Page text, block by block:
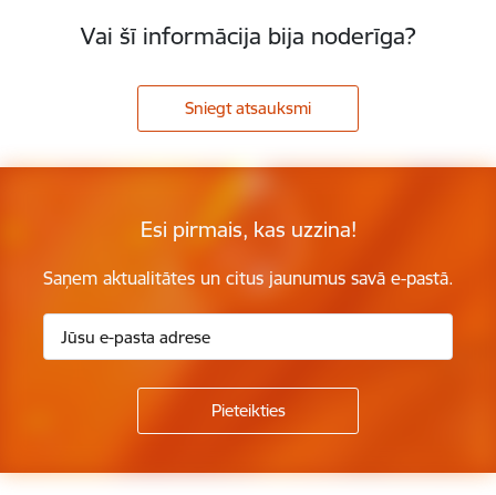
Vai šī informācija bija noderīga?
Sniegt atsauksmi
Esi pirmais, kas uzzina!
Saņem aktualitātes un citus jaunumus savā e-pastā.
Kājene